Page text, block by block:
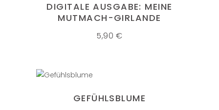
DIGITALE AUSGABE: MEINE
MUTMACH-GIRLANDE
5,90€
IN DEN WARENKORB
GEFÜHLSBLUME